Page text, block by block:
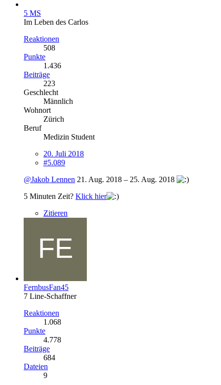
5 MS
Im Leben des Carlos
Reaktionen
508
Punkte
1.436
Beiträge
223
Geschlecht
Männlich
Wohnort
Zürich
Beruf
Medizin Student
20. Juli 2018
#5.089
@Jakob Lennen 21. Aug. 2018 – 25. Aug. 2018
5 Minuten Zeit? Klick hier
Zitieren
FernbusFan45
7 Line-Schaffner
Reaktionen
1.068
Punkte
4.778
Beiträge
684
Dateien
9